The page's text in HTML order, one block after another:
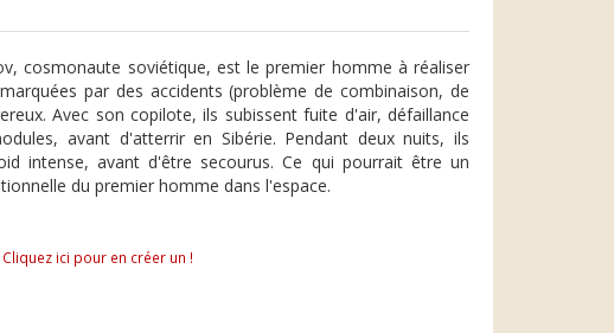
cosmonaute soviétique, est le premier homme à réaliser
par des accidents (problème de combinaison, de
Avec son copilote, ils subissent fuite d'air, défaillance
avant d'atterrir en Sibérie. Pendant deux nuits, ils
intense, avant d'être secourus. Ce qui pourrait être un
du premier homme dans l'espace.
Cliquez ici pour en créer un !